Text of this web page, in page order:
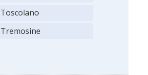
Toscolano
Tremosine